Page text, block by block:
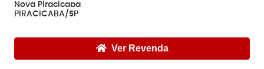
Nova Piracicaba
PIRACICABA/SP
Ver Revenda